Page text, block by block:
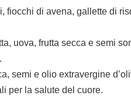
fiocchi di avena, gallette di
uova, frutta secca e semi
semi e olio extravergine
per la salute del cuore.